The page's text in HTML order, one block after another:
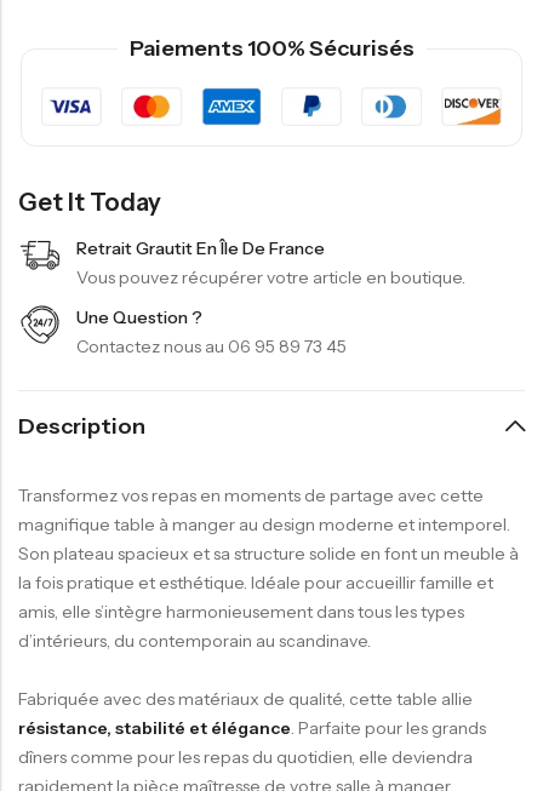
Paiements 100% Sécurisés
Get It Today
Retrait Grautit En Île De France
Vous pouvez récupérer votre article en boutique.
Une Question ?
Contactez nous au 06 95 89 73 45
Description
Transformez vos repas en moments de partage avec cette
magnifique table à manger au design moderne et intemporel.
Son plateau spacieux et sa structure solide en font un meuble à
la fois pratique et esthétique. Idéale pour accueillir famille et
amis, elle s’intègre harmonieusement dans tous les types
d’intérieurs, du contemporain au scandinave.
Fabriquée avec des matériaux de qualité, cette table allie
résistance, stabilité et élégance. Parfaite pour les grands
dîners comme pour les repas du quotidien, elle deviendra
rapidement la pièce maîtresse de votre salle à manger.